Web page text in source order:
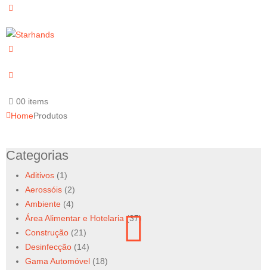
00 items
HomeProdutos
Categorias
Aditivos (1)
Aerossóis (2)
Ambiente (4)
Área Alimentar e Hotelaria (37)
Construção (21)
Desinfecção (14)
Gama Automóvel (18)